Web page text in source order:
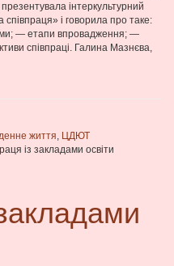
інтеркультурний
співпраця» і говорила про таке:
— етапи впровадження; —
співпраці. Галина Мазнєва,
життя, ЦДЮТ
із закладами освіти